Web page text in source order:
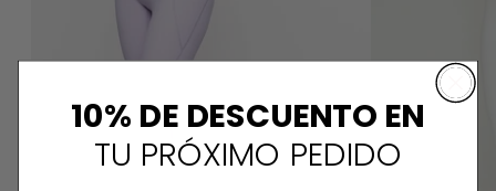
10% DE DESCUENTO EN
TU PRÓXIMO PEDIDO